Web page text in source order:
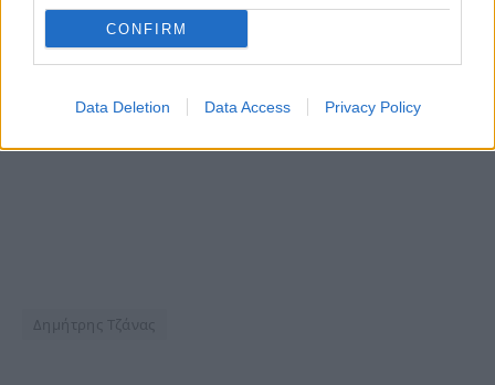
CONFIRM
Data Deletion Data Access Privacy Policy
Δημήτρης Τζάνας